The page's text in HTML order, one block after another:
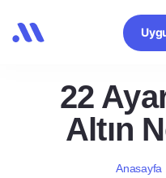
22
Altın
Anasayfa